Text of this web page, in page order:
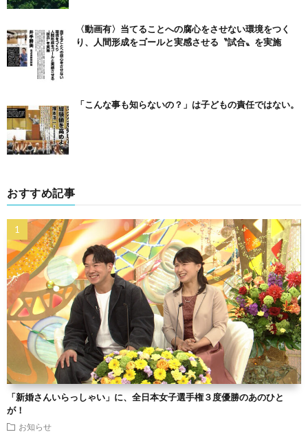
〈動画有〉当てることへの腐心をさせない環境をつく
り、人間形成をゴールと実感させる〝試合〟を実施
「こんな事も知らないの？」は子どもの責任ではない。
おすすめ記事
「新婚さんいらっしゃい」に、全日本女子選手権３度優勝のあのひと
が！
お知らせ